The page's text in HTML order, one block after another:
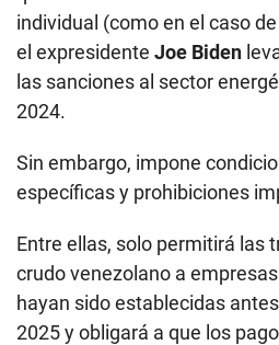
individual (como en el caso
el expresidente Joe Biden
las sanciones al sector
2024.
Sin embargo, impone
específicas y prohibiciones
Entre ellas, solo permitirá las
crudo venezolano a
hayan sido establecidas
2025 y obligará a que los